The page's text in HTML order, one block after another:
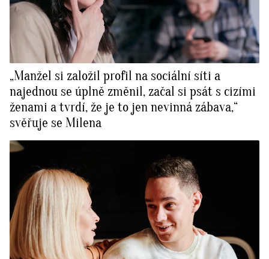
„Manžel si založil profil na sociální síti a
najednou se úplně změnil, začal si psát s cizími
ženami a tvrdí, že je to jen nevinná zábava,“
svěřuje se Milena